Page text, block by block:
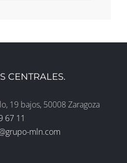
CENTRALES.
19 bajos, 50008 Zaragoza
67 11
mln.com